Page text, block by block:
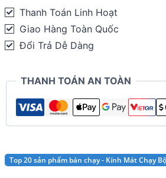
Thanh Toán Linh Hoạt
Giao Hàng Toàn Quốc
Đổi Trả Dễ Dàng
THANH TOÁN AN TOÀN
Top 20 sản phẩm bán chạy - Kính Mát Chạy Bộ